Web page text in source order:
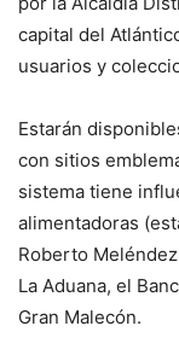
capital del
usuarios y
Estarán
con sitios
sistema tiene
alimentadoras
Roberto
La Aduana, el
Gran Malecón.